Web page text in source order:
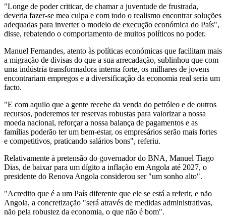
"Longe de poder criticar, de chamar a juventude de frustrada,
deveria fazer-se mea culpa e com todo o realismo encontrar soluções
adequadas para inverter o modelo de execução económica do País",
disse, rebatendo o comportamento de muitos políticos no poder.
Manuel Fernandes, atento às políticas económicas que facilitam mais
a migração de divisas do que a sua arrecadação, sublinhou que com
uma indústria transformadora interna forte, os milhares de jovens
encontrariam empregos e a diversificação da economia real seria um
facto.
"E com aquilo que a gente recebe da venda do petróleo e de outros
recursos, poderemos ter reservas robustas para valorizar a nossa
moeda nacional, reforçar a nossa balança de pagamentos e as
famílias poderão ter um bem-estar, os empresários serão mais fortes
e competitivos, praticando salários bons", referiu.
Relativamente à pretensão do governador do BNA, Manuel Tiago
Dias, de baixar para um dígito a inflação em Angola até 2027, o
presidente do Renova Angola considerou ser "um sonho alto".
"Acredito que é a um País diferente que ele se está a referir, e não
Angola, a concretização "será através de medidas administrativas,
não pela robustez da economia, o que não é bom".